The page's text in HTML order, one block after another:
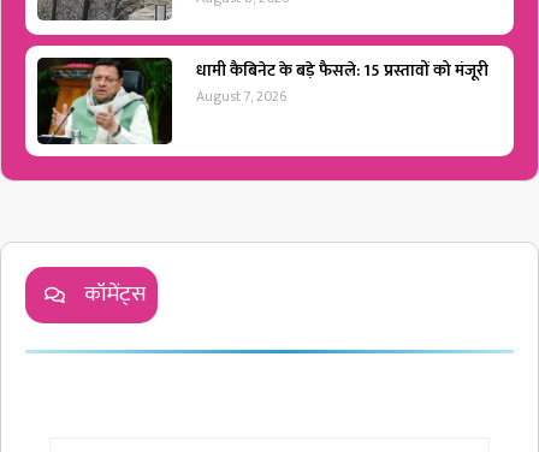
धामी कैबिनेट के बड़े फैसले: 15 प्रस्तावों को मंजूरी
August 7, 2026
कॉमेंट्स